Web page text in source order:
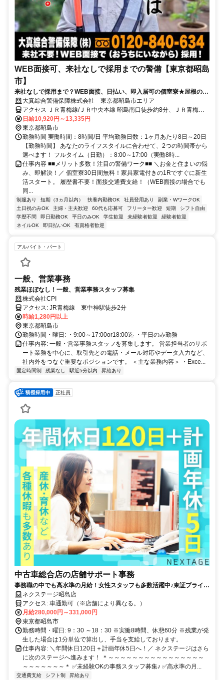
WEB面接可、来社なしで採用までの警備【東京都昭島
市】
来社なしで採用まで？WEB面接、日払い、即入居可の個室寮★屋根の下
で交通誘導！直行直帰OK！
大真綜合警備保障株式会社 東京都昭島市エリア
アクセス ＪＲ青梅線/ＪＲ中央本線 昭島南口徒歩約8分、ＪＲ青梅線/
ＪＲ中央本線 中神南口徒歩約12分、ＪＲ青梅線/ＪＲ中央本線 東中神
南口徒歩約25分 東京都昭島市エリア(拝島駅、西立川駅、昭島駅、中
神駅、東中神駅)
日給10,920円～13,335円
東京都昭島市
勤務時間 実働時間：8時間/日 平均勤務日数：1ヶ月あたり8日～20日
【勤務時間】 あなたのライフスタイルに合わせて、2つの時間帯から
選べます！ フルタイム（日勤）：8:00～17:00（実働8時...
仕事内容 ■■メリット多数！注目の警備ワーク■■ ＼お金と住まいの悩
み、即解決！／ 個室寮30日間無料！家具家電付きの1Rですぐに新生
活スタート。 履歴書不要！面接交通費支給！（WEB面接の場合でも
同...
制服あり 短期（3ヵ月以内） 扶養内勤務OK 社員登用あり
副業・WワークOK
土日祝のみOK
主婦・主夫歓迎 60代も応募可 フリーター歓迎 短期
シフト自由
学歴不問
即日勤務OK 平日のみOK 学生歓迎 未経験者歓迎
経験者歓迎
ネイルOK
即日払いOK 有資格者歓迎
アルバイト・パート
一般、営業事務
残業ほぼなし！一般、営業事務スタッフ募集
株式会社CPI
アクセス: JR青梅線 東中神駅徒歩2分
時給1,280円以上
東京都昭島市
勤務時間・曜日: ・9:00～17:00or18:00迄 ・平日のみ勤務
仕事内容: 一般・営業事務スタッフを募集します。 営業担当者のサポ
ート業務を中心に、取引先との電話・メール対応やデータ入力など、
社内外をつなぐ重要なポジションです。 ＜主な業務内容＞ ・Exce...
固定時間制 残業なし 駅近5分以内 昇給あり
正社員
中古車総合店の店舗サポート事務
事務職の中でも高水準の月給！女性スタッフも多数活躍中♪東証プライム
上場ならではの充実した福利厚生も魅力◎
ネクステージ昭島店
アクセス: 車通勤可（※店舗により異なる。）
月給280,000円～331,000円
東京都昭島市
勤務時間・曜日: 9：30 ～18：30 ※実働8時間、休憩60分 ※残業が発
生した場合は1分単位で算出し、手当を支給しております。
仕事内容: ＼年間休日120日＋計画年休5日へ！／ ネクステージはさら
に次のステージへ進みます！ ＊～～～～～～～～～～～～～～～～
～～～～～～～＊ ✅未経験OKの事務スタッフ募集♪ ✅高水準の月...
交通費支給 シフト制 昇給あり